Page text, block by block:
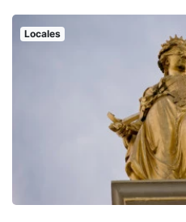
Locales